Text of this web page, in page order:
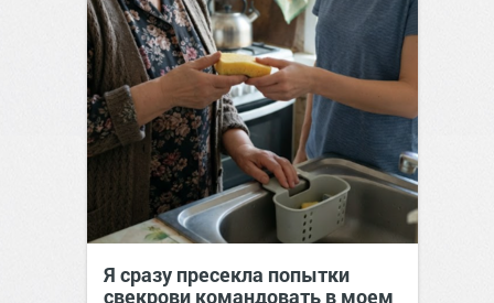
Я сразу пресекла попытки
свекрови командовать в моем